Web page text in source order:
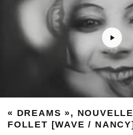
« DREAMS »,
FOLLET [WAVE /